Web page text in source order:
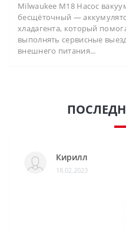
Milwaukee M18 Насос
бесщёточный —
хладагента, который
выполнять сервисные
внешнего питания...
Кирилл
18.02.2023